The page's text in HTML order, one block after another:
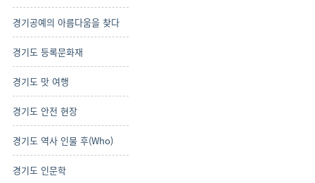
경기공예의 아름다움을 찾다
경기도 등록문화재
경기도 맛 여행
경기도 안전 현장
경기도 역사 인물 후(Who)
경기도 인문학